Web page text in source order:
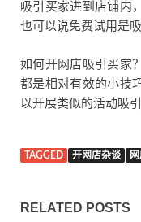
吸引买家进到店铺内
也可以说免费试用是
如何开网店吸引买家
都是相对有效的小技
以开展类似的活动吸引
TAGGED 开网店杂谈
RELATED POSTS